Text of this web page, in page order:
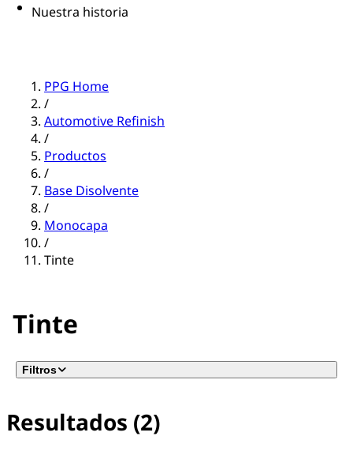
Nuestra historia
PPG Home
/
Automotive Refinish
/
Productos
/
Base Disolvente
/
Monocapa
/
Tinte
Tinte
Filtros
Resultados (2)